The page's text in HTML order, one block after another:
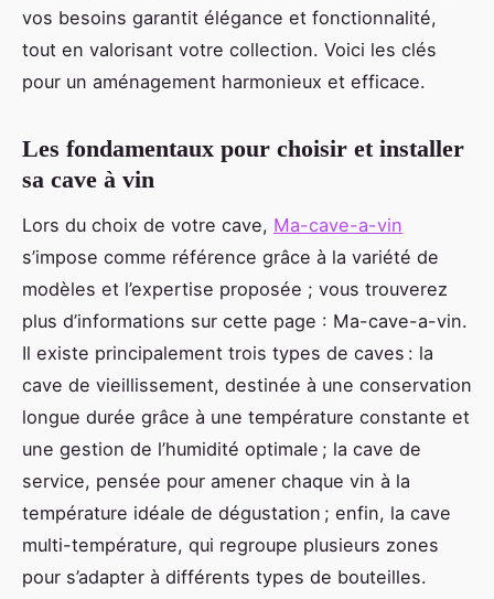
vos besoins garantit élégance et fonctionnalité,
tout en valorisant votre collection. Voici les clés
pour un aménagement harmonieux et efficace.
Les fondamentaux pour choisir et installer
sa cave à vin
Lors du choix de votre cave, Ma-cave-a-vin
s’impose comme référence grâce à la variété de
modèles et l’expertise proposée ; vous trouverez
plus d’informations sur cette page : Ma-cave-a-vin.
Il existe principalement trois types de caves : la
cave de vieillissement, destinée à une conservation
longue durée grâce à une température constante et
une gestion de l’humidité optimale ; la cave de
service, pensée pour amener chaque vin à la
température idéale de dégustation ; enfin, la cave
multi-température, qui regroupe plusieurs zones
pour s’adapter à différents types de bouteilles.